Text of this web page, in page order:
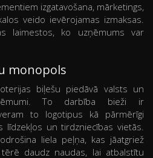
izgatavošana, mārketings,
veido ievērojamas izmaksas.
laimestos, ko uzņēmums var
monopols
biļešu piedāvā valsts un
To darbība bieži ir
to logotipus kā pārmērīgi
līdzekļos un tirdzniecības vietās.
liela peļņa, kas jāatgriež
daudz naudas, lai atbalstītu